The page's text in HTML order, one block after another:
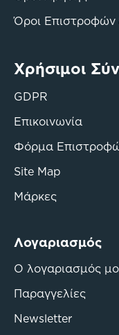
Όροι
Χρήσιμοι
GDPR
Επικοινωνία
Φόρμα
Site Map
Μάρκες
Λογαριασμός
Ο λογαριασμός
Παραγγελίες
Newsletter